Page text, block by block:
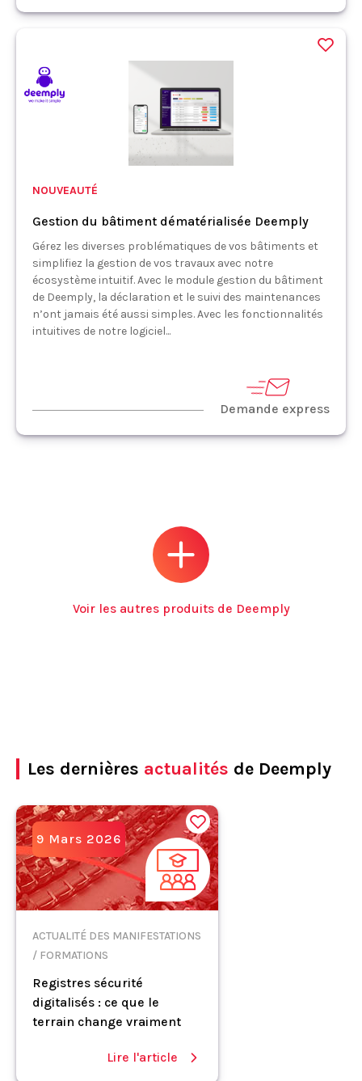
NOUVEAUTÉ
Gestion du bâtiment dématérialisée Deemply
Gérez les diverses problématiques de vos bâtiments et
simplifiez la gestion de vos travaux avec notre
écosystème intuitif. Avec le module gestion du bâtiment
de Deemply, la déclaration et le suivi des maintenances
n’ont jamais été aussi simples. Avec les fonctionnalités
intuitives de notre logiciel...
Demande express
Voir les autres produits de Deemply
Les dernières actualités de Deemply
9 Mars 2026
ACTUALITÉ DES MANIFESTATIONS
/ FORMATIONS
Registres sécurité
digitalisés : ce que le
terrain change vraiment
Lire l'article